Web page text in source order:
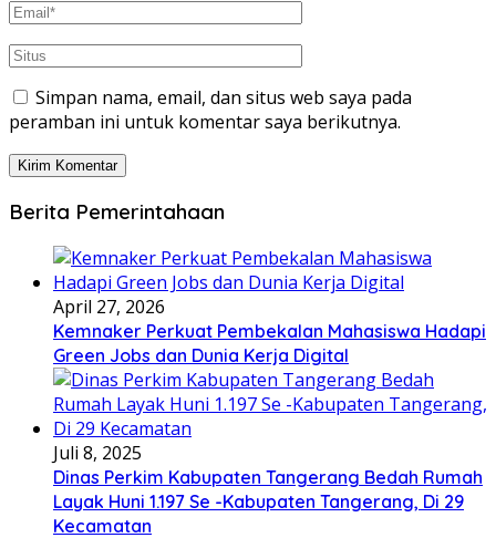
Simpan nama, email, dan situs web saya pada
peramban ini untuk komentar saya berikutnya.
Berita Pemerintahaan
April 27, 2026
Kemnaker Perkuat Pembekalan Mahasiswa Hadapi
Green Jobs dan Dunia Kerja Digital
Juli 8, 2025
Dinas Perkim Kabupaten Tangerang Bedah Rumah
Layak Huni 1.197 Se -Kabupaten Tangerang, Di 29
Kecamatan